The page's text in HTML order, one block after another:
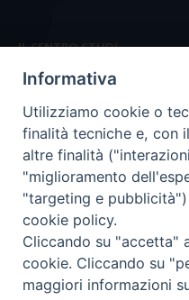
IL CENTRO STUDI
La nostra storia
Statuto
Presidenza e ufficio
Consiglio scientifico
Coordinamento nazionale
Informativa
Utilizziamo cookie o
finalità tecniche e, con
altre finalità
"miglioramento
"targeting e
cookie policy.
Cliccando su "accetta"
cookie. Cliccando su
maggiori informazioni